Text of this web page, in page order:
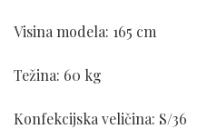
Visina modela: 165 cm
Težina: 60 kg
Konfekcijska veličina: S/36